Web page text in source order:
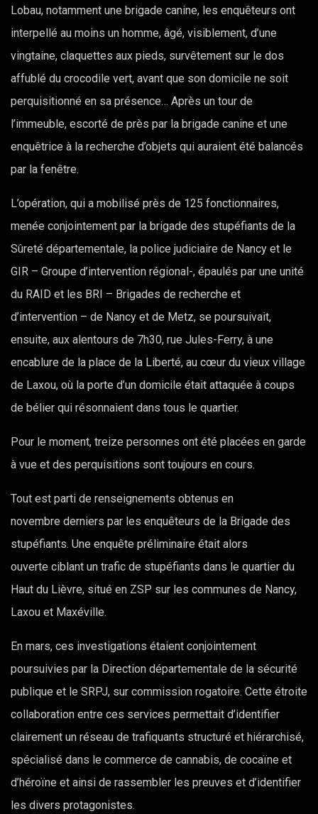
Lobau, notamment une brigade canine, les enquêteurs ont
interpellé au moins un homme, âgé, visiblement, d’une
vingtaine, claquettes aux pieds, survêtement sur le dos
affublé du crocodile vert, avant que son domicile ne soit
perquisitionné en sa présence… Après un tour de
l’immeuble, escorté de près par la brigade canine et une
enquêtrice à la recherche d’objets qui auraient été balancés
par la fenêtre.
L’opération, qui a mobilisé près de 125 fonctionnaires,
menée conjointement par la brigade des stupéfiants de la
Sûreté départementale, la police judiciaire de Nancy et le
GIR – Groupe d’intervention régional-, épaulés par une unité
du RAID et les BRI – Brigades de recherche et
d’intervention – de Nancy et de Metz, se poursuivait,
ensuite, aux alentours de 7h30, rue Jules-Ferry, à une
encablure de la place de la Liberté, au cœur du vieux village
de Laxou, où la porte d’un domicile était attaquée à coups
de bélier qui résonnaient dans tous le quartier.
Pour le moment, treize personnes ont été placées en garde
à vue et des perquisitions sont toujours en cours.
Tout est parti de renseignements obtenus en
novembre derniers par les enquêteurs de la Brigade des
stupéfiants. Une enquête préliminaire était alors
ouverte ciblant un trafic de stupéfiants dans le quartier du
Haut du Lièvre, situé en ZSP sur les communes de Nancy,
Laxou et Maxéville.
En mars, ces investigations étaient conjointement
poursuivies par la Direction départementale de la sécurité
publique et le SRPJ, sur commission rogatoire. Cette étroite
collaboration entre ces services permettait d’identifier
clairement un réseau de trafiquants structuré et hiérarchisé,
spécialisé dans le commerce de cannabis, de cocaïne et
d’héroïne et ainsi de rassembler les preuves et d’identifier
les divers protagonistes.